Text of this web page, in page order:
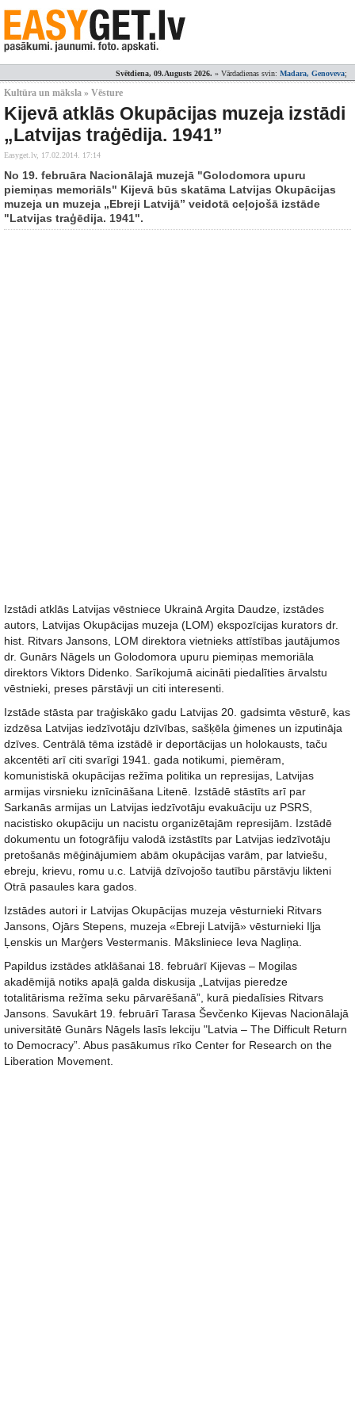
Svētdiena, 09.Augusts 2026. » Vārdadienas svin: Madara, Genoveva;
Kultūra un māksla » Vēsture
Kijevā atklās Okupācijas muzeja izstādi
„Latvijas traģēdija. 1941”
Easyget.lv, 17.02.2014. 17:14
No 19. februāra Nacionālajā muzejā "Golodomora upuru
piemiņas memoriāls" Kijevā būs skatāma Latvijas Okupācijas
muzeja un muzeja „Ebreji Latvijā” veidotā ceļojošā izstāde
"Latvijas traģēdija. 1941".
Izstādi atklās Latvijas vēstniece Ukrainā Argita Daudze, izstādes
autors, Latvijas Okupācijas muzeja (LOM) ekspozīcijas kurators dr.
hist. Ritvars Jansons, LOM direktora vietnieks attīstības jautājumos
dr. Gunārs Nāgels un Golodomora upuru piemiņas memoriāla
direktors Viktors Didenko. Sarīkojumā aicināti piedalīties ārvalstu
vēstnieki, preses pārstāvji un citi interesenti.
Izstāde stāsta par traģiskāko gadu Latvijas 20. gadsimta vēsturē, kas
izdzēsa Latvijas iedzīvotāju dzīvības, sašķēla ģimenes un izputināja
dzīves. Centrālā tēma izstādē ir deportācijas un holokausts, taču
akcentēti arī citi svarīgi 1941. gada notikumi, piemēram,
komunistiskā okupācijas režīma politika un represijas, Latvijas
armijas virsnieku iznīcināšana Litenē. Izstādē stāstīts arī par
Sarkanās armijas un Latvijas iedzīvotāju evakuāciju uz PSRS,
nacistisko okupāciju un nacistu organizētajām represijām. Izstādē
dokumentu un fotogrāfiju valodā izstāstīts par Latvijas iedzīvotāju
pretošanās mēģinājumiem abām okupācijas varām, par latviešu,
ebreju, krievu, romu u.c. Latvijā dzīvojošo tautību pārstāvju likteni
Otrā pasaules kara gados.
Izstādes autori ir Latvijas Okupācijas muzeja vēsturnieki Ritvars
Jansons, Ojārs Stepens, muzeja «Ebreji Latvijā» vēsturnieki Iļja
Ļenskis un Marģers Vestermanis. Māksliniece Ieva Nagliņa.
Papildus izstādes atklāšanai 18. februārī Kijevas – Mogilas
akadēmijā notiks apaļā galda diskusija „Latvijas pieredze
totalitārisma režīma seku pārvarēšanā”, kurā piedalīsies Ritvars
Jansons. Savukārt 19. februārī Tarasa Ševčenko Kijevas Nacionālajā
universitātē Gunārs Nāgels lasīs lekciju "Latvia – The Difficult Return
to Democracy”. Abus pasākumus rīko Center for Research on the
Liberation Movement.